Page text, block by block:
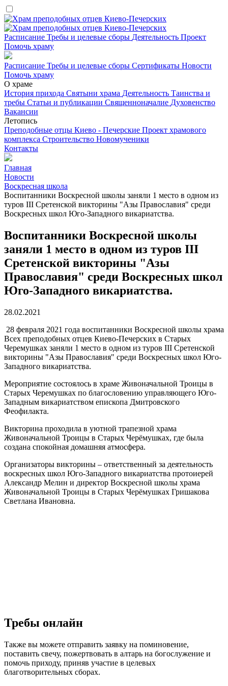
Расписание Требы и целевые сборы Деятельность Проект
Помочь храму
Расписание Требы и целевые сборы Сертификаты Новости
Помочь храму
О храме
История прихода Святыни храма Деятельность Таинства и
требы Статьи и публикации Священноначалие Духовенство
Вакансии
Летопись
Преподобные отцы Киево - Печерские Проект храмового
комплекса Строительство Новомученики
Контакты
Главная
Новости
Воскресная школа
Воспитанники Воскресной школы заняли 1 место в одном из
туров III Сретенской викторины "Азы Православия" среди
Воскресных школ Юго-Западного викариатства.
Воспитанники Воскресной школы
заняли 1 место в одном из туров III
Сретенской викторины "Азы
Православия" среди Воскресных школ
Юго-Западного викариатства.
28.02.2021
28 февраля 2021 года воспитанники Воскресной школы храма
Всех преподобных отцев Киево-Печерских в Старых
Черемушках заняли 1 место в одном из туров III Сретенской
викторины "Азы Православия" среди Воскресных школ Юго-
Западного викариатства.
Мероприятие состоялось в храме Живоначальной Троицы в
Старых Черемушках по благословению управляющего Юго-
Западным викариатством епископа Дмитровского
Феофилакта.
Викторина проходила в уютной трапезной храма
Живоначальной Троицы в Старых Черёмушках, где была
создана спокойная домашняя атмосфера.
Организаторы викторины – ответственный за деятельность
воскресных школ Юго-Западного викариатства протоиерей
Александр Мелин и директор Воскресной школы храма
Живоначальной Троицы в Старых Черёмушках Гришакова
Светлана Ивановна.
Требы онлайн
Также вы можете отправить заявку на поминовение,
поставить свечу, пожертвовать в алтарь на богослужение и
помочь приходу, приняв участие в целевых
благотворительных сборах.